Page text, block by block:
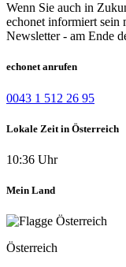
Wenn Sie auch in
echonet informiert sein
Newsletter - am Ende
echonet anrufen
0043 1 512 26 95
Lokale Zeit in Österreich
10:36 Uhr
Mein Land
Österreich